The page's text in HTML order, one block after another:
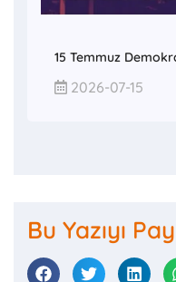
15 Temmuz
2026-07-15
Bu Yazıyı